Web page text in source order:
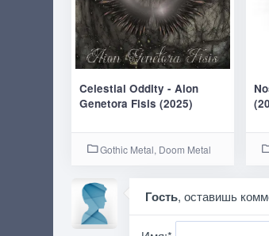
Celestial Oddity - Aion
Genetora Fisis (2025)
Gothic Metal, Doom Metal
Гость, оставишь